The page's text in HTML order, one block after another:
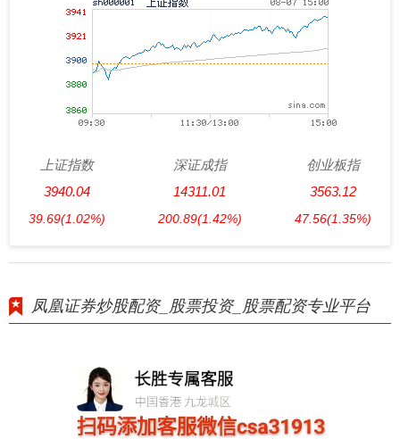
上证指数
3940.04
39.69(1.02%)
深证成指
14311.01
200.89(1.42%)
创业板指
3563.12
47.56(1.35%)
凤凰证券炒股配资_股票投资_股票配资专业平台